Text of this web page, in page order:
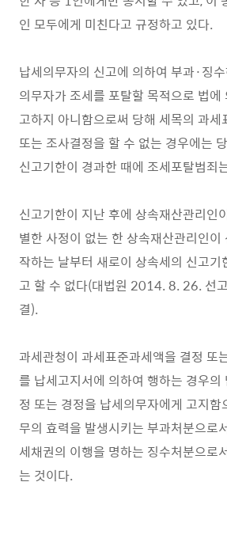
인 모두에게 미친다고 규정하고 있다.
납세의무자의 신고에 의하여 부과·징
의무자가 조세를 포탈할 목적으로 법에
고하지 아니함으로써 당해 세목의 과세
또는 조사결정을 할 수 없는 경우에는
신고기한이 경과한 때에 조세포탈범죄
신고기한이 지난 후에 상속재산관리인
별한 사정이 없는 한 상속재산관리인이
작하는 날부터 새로이 상속세의 신고기
고 할 수 없다(대법원 2014. 8. 26. 선
결).
과세관청이 과세표준과세액을 결정 또
를 납세고지서에 의하여 행하는 경우의
정 또는 경정을 납세의무자에게 고지함
무의 효력을 발생시키는 부과처분으로
세채권의 이행을 명하는 징수처분으로
는 것이다.